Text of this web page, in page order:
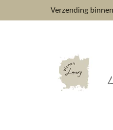
Verzending